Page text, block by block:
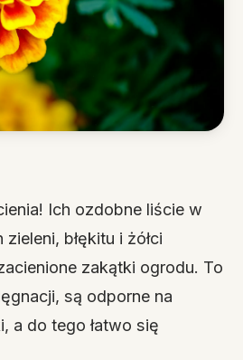
Ich ozdobne liście w
błękitu i żółci
zakątki ogrodu. To
są odporne na
a do tego łatwo się